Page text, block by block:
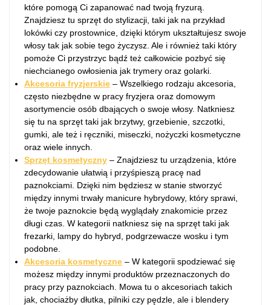
które pomogą Ci zapanować nad twoją fryzurą.
Znajdziesz tu sprzęt do stylizacji, taki jak na przykład
lokówki czy prostownice, dzięki którym ukształtujesz swoje
włosy tak jak sobie tego życzysz. Ale i również taki który
pomoże Ci przystrzyc bądź też całkowicie pozbyć się
niechcianego owłosienia jak trymery oraz golarki.
Akcesoria fryzjerskie – Wszelkiego rodzaju akcesoria,
często niezbędne w pracy fryzjera oraz domowym
asortymencie osób dbających o swoje włosy. Natkniesz
się tu na sprzęt taki jak brzytwy, grzebienie, szczotki,
gumki, ale też i ręczniki, miseczki, nożyczki kosmetyczne
oraz wiele innych.
Sprzęt kosmetyczny – Znajdziesz tu urządzenia, które
zdecydowanie ułatwią i przyśpieszą pracę nad
paznokciami. Dzięki nim będziesz w stanie stworzyć
między innymi trwały manicure hybrydowy, który sprawi,
że twoje paznokcie będą wyglądały znakomicie przez
długi czas. W kategorii natkniesz się na sprzęt taki jak
frezarki, lampy do hybryd, podgrzewacze wosku i tym
podobne.
Akcesoria kosmetyczne – W kategorii spodziewać się
możesz między innymi produktów przeznaczonych do
pracy przy paznokciach. Mowa tu o akcesoriach takich
jak, chociażby dłutka, pilniki czy pędzle, ale i blendery